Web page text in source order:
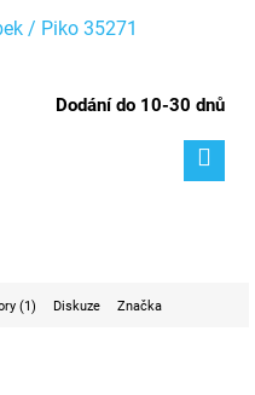
/ Piko 35271
Dodání do 10-30 dnů
(1) Diskuze Značka